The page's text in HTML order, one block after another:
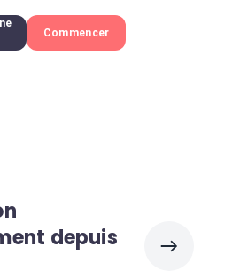
Commencer
depuis